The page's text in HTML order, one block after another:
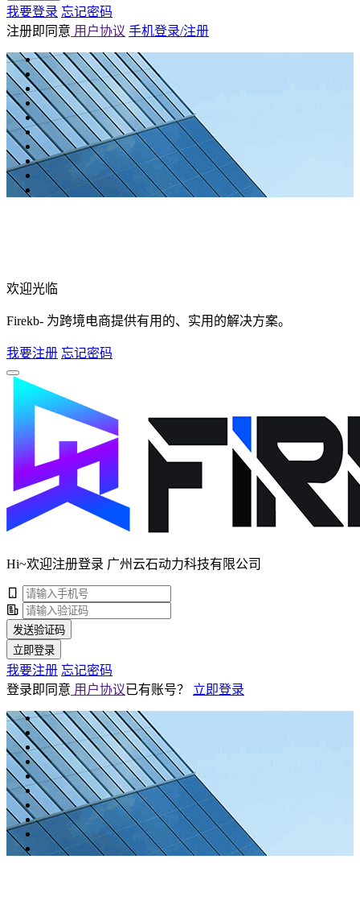
我要登录 忘记密码
注册即同意 用户协议 手机登录/注册
欢迎光临
Firekb- 为跨境电商提供有用的、实用的解决方案。
我要注册 忘记密码
Hi~欢迎注册登录 广州云石动力科技有限公司
发送验证码
立即登录
我要注册 忘记密码
登录即同意 用户协议已有账号？ 立即登录